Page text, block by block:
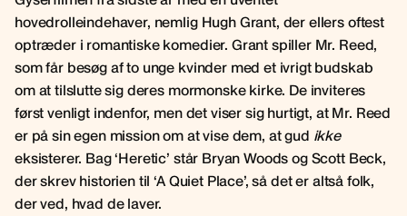
hovedrolleindehaver, nemlig Hugh Grant, der ellers oftest
optræder i romantiske komedier. Grant spiller Mr. Reed,
som får besøg af to unge kvinder med et ivrigt budskab
om at tilslutte sig deres mormonske kirke. De inviteres
først venligt indenfor, men det viser sig hurtigt, at Mr. Reed
er på sin egen mission om at vise dem, at gud ikke
eksisterer. Bag ‘Heretic’ står Bryan Woods og Scott Beck,
der skrev historien til ‘A Quiet Place’, så det er altså folk,
der ved, hvad de laver.